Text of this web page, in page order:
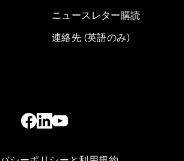
ニュースレター購読
連絡先 (英語のみ)